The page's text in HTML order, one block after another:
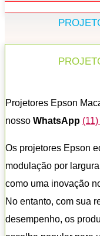
Projetores Epson
nosso WhatsApp
Os projetores Epson
modulação por
como uma inovação
No entanto, com sua
desempenho, os